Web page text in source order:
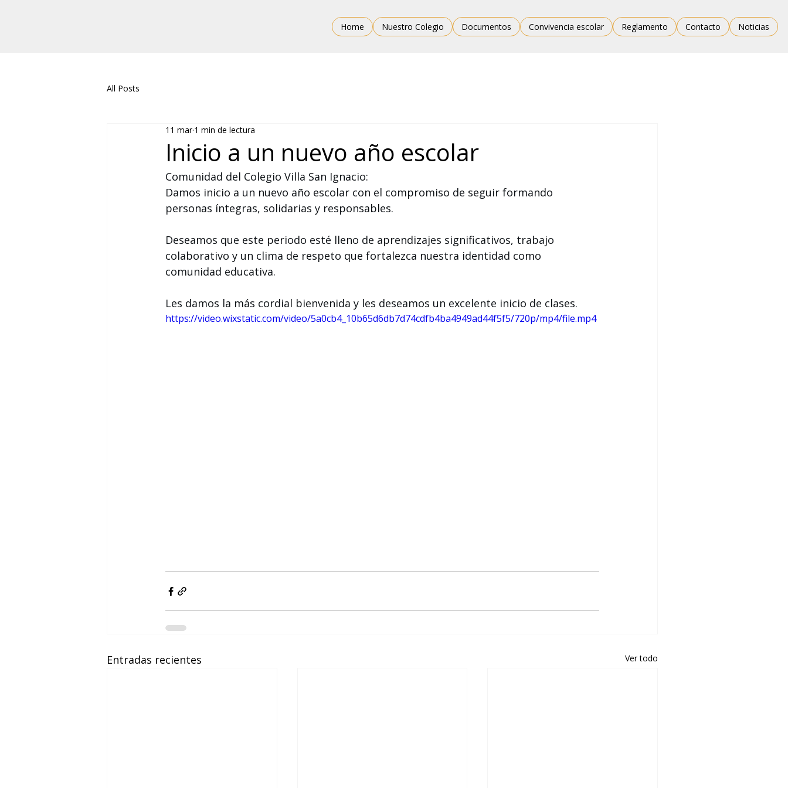
Home Nuestro Colegio Documentos Convivencia escolar Reglamento Contacto Noticias
All Posts
Inicio a un nuevo año escolar
11 mar 1 min de lectura
Comunidad del Colegio Villa San Ignacio:
Damos inicio a un nuevo año escolar con el compromiso de seguir formando
personas íntegras, solidarias y responsables.
Deseamos que este periodo esté lleno de aprendizajes significativos, trabajo
colaborativo y un clima de respeto que fortalezca nuestra identidad como
comunidad educativa.
Les damos la más cordial bienvenida y les deseamos un excelente inicio de clases.
https://video.wixstatic.com/video/5a0cb4_10b65d6db7d74cdfb4ba4949ad44f5f5/720p/mp4/file.mp4
Entradas recientes Ver todo